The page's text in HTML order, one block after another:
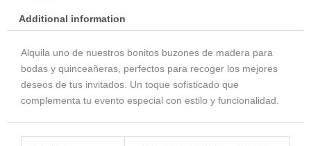
Additional information
Alquila uno de nuestros bonitos buzones de madera para
bodas y quinceañeras, perfectos para recoger los mejores
deseos de tus invitados. Un toque sofisticado que
complementa tu evento especial con estilo y funcionalidad.